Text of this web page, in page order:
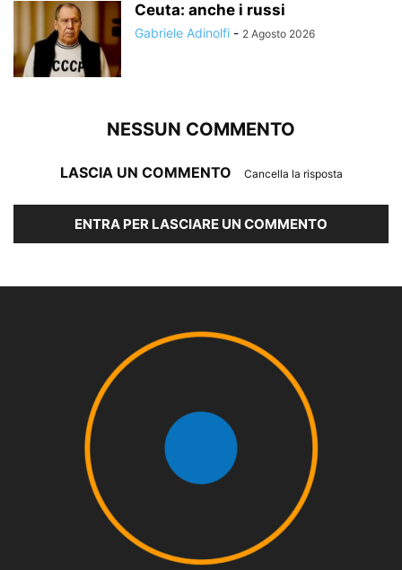
Ceuta: anche i russi
Gabriele Adinolfi - 2 Agosto 2026
NESSUN COMMENTO
LASCIA UN COMMENTO Cancella la risposta
ENTRA PER LASCIARE UN COMMENTO